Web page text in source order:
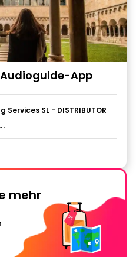
App
SL - DISTRIBUTOR
mehr